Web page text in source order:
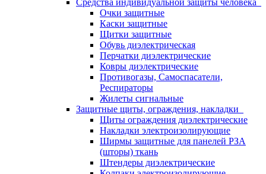
Средства индивидуальной защиты человека
Очки защитные
Каски защитные
Щитки защитные
Обувь диэлектрическая
Перчатки диэлектрические
Ковры диэлектрические
Противогазы, Самоспасатели,
Респираторы
Жилеты сигнальные
Защитные щиты, ограждения, накладки
Щиты ограждения диэлектрические
Накладки электроизолирующие
Ширмы защитные для панелей РЗА
(шторы) ткань
Штендеры диэлектрические